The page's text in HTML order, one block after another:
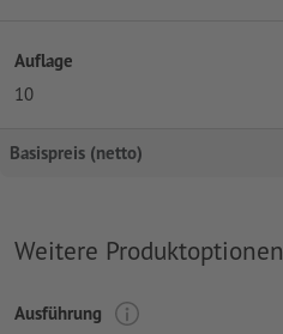
Auflage
10
Basispreis (netto)
Weitere Produktoptionen
Ausführung